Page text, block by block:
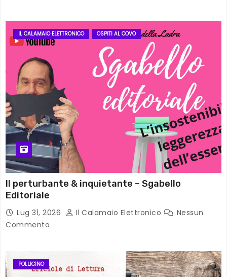
IL CALAMAIO ELETTRONICO OSPITI AL COVO
Il perturbante & inquietante – Sgabello
Editoriale
Lug 31, 2026 Il Calamaio Elettronico
Nessun
Commento
POLLICINO